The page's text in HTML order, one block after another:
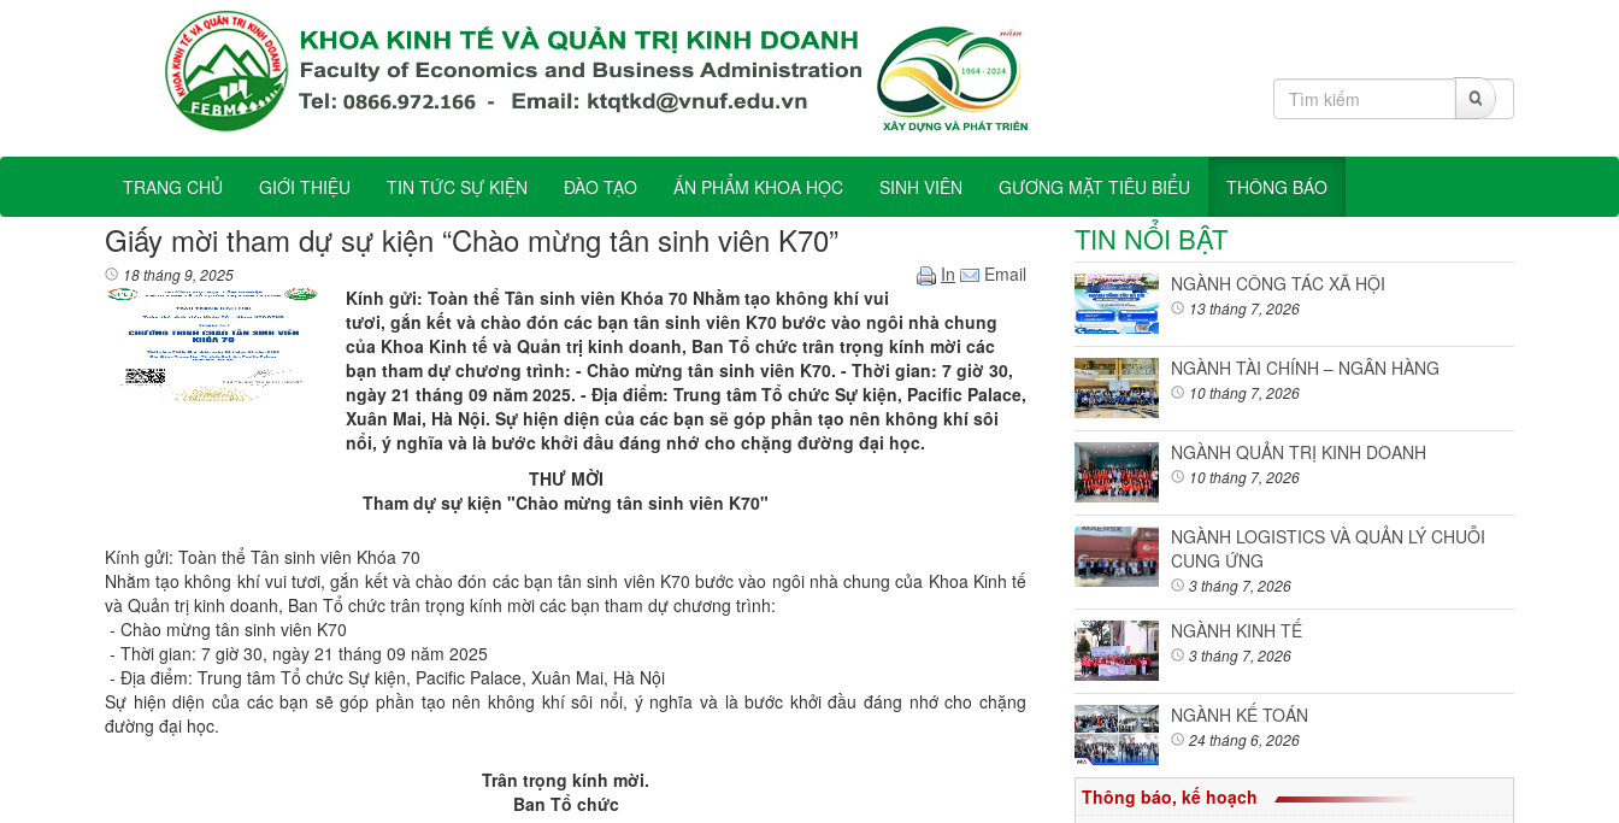
TRANG CHỦ GIỚI THIỆU TIN TỨC SỰ KIỆN ĐÀO TẠO ẤN PHẨM KHOA HỌC SINH VIÊN GƯƠNG MẶT TIÊU BIỂU THÔNG BÁO
Giấy mời tham dự sự kiện “Chào mừng tân sinh viên K70”
18 tháng 9, 2025 In
Email
Kính gửi: Toàn thể Tân sinh viên Khóa 70 Nhằm tạo không khí vui
tươi, gắn kết và chào đón các bạn tân sinh viên K70 bước vào ngôi nhà chung
của Khoa Kinh tế và Quản trị kinh doanh, Ban Tổ chức trân trọng kính mời các
bạn tham dự chương trình: - Chào mừng tân sinh viên K70. - Thời gian: 7 giờ 30,
ngày 21 tháng 09 năm 2025. - Địa điểm: Trung tâm Tổ chức Sự kiện, Pacific Palace,
Xuân Mai, Hà Nội. Sự hiện diện của các bạn sẽ góp phần tạo nên không khí sôi
nổi, ý nghĩa và là bước khởi đầu đáng nhớ cho chặng đường đại học.
THƯ MỜI
Tham dự sự kiện "Chào mừng tân sinh viên K70"
Kính gửi: Toàn thể Tân sinh viên Khóa 70
Nhằm tạo không khí vui tươi, gắn kết và chào đón các bạn tân sinh viên K70 bước vào ngôi nhà chung của Khoa Kinh tế
và Quản trị kinh doanh, Ban Tổ chức trân trọng kính mời các bạn tham dự chương trình:
- Chào mừng tân sinh viên K70
- Thời gian: 7 giờ 30, ngày 21 tháng 09 năm 2025
- Địa điểm: Trung tâm Tổ chức Sự kiện, Pacific Palace, Xuân Mai, Hà Nội
Sự hiện diện của các bạn sẽ góp phần tạo nên không khí sôi nổi, ý nghĩa và là bước khởi đầu đáng nhớ cho chặng
đường đại học.
Trân trọng kính mời.
Ban Tổ chức
TIN NỔI BẬT
NGÀNH CÔNG TÁC XÃ HỘI
13 tháng 7, 2026
NGÀNH TÀI CHÍNH – NGÂN HÀNG
10 tháng 7, 2026
NGÀNH QUẢN TRỊ KINH DOANH
10 tháng 7, 2026
NGÀNH LOGISTICS VÀ QUẢN LÝ CHUỖI
CUNG ỨNG
3 tháng 7, 2026
NGÀNH KINH TẾ
3 tháng 7, 2026
NGÀNH KẾ TOÁN
24 tháng 6, 2026
Thông báo, kế hoạch